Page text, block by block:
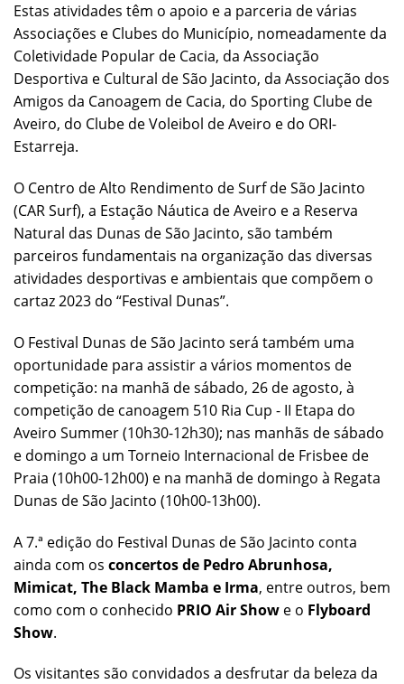
Estas atividades têm o apoio e a parceria de várias
Associações e Clubes do Município, nomeadamente da
Coletividade Popular de Cacia, da Associação
Desportiva e Cultural de São Jacinto, da Associação dos
Amigos da Canoagem de Cacia, do Sporting Clube de
Aveiro, do Clube de Voleibol de Aveiro e do ORI-
Estarreja.
O Centro de Alto Rendimento de Surf de São Jacinto
(CAR Surf), a Estação Náutica de Aveiro e a Reserva
Natural das Dunas de São Jacinto, são também
parceiros fundamentais na organização das diversas
atividades desportivas e ambientais que compõem o
cartaz 2023 do “Festival Dunas”.
O Festival Dunas de São Jacinto será também uma
oportunidade para assistir a vários momentos de
competição: na manhã de sábado, 26 de agosto, à
competição de canoagem 510 Ria Cup - II Etapa do
Aveiro Summer (10h30-12h30); nas manhãs de sábado
e domingo a um Torneio Internacional de Frisbee de
Praia (10h00-12h00) e na manhã de domingo à Regata
Dunas de São Jacinto (10h00-13h00).
A 7.ª edição do Festival Dunas de São Jacinto conta
ainda com os concertos de Pedro Abrunhosa,
Mimicat, The Black Mamba e Irma, entre outros, bem
como com o conhecido PRIO Air Show e o Flyboard
Show.
Os visitantes são convidados a desfrutar da beleza da